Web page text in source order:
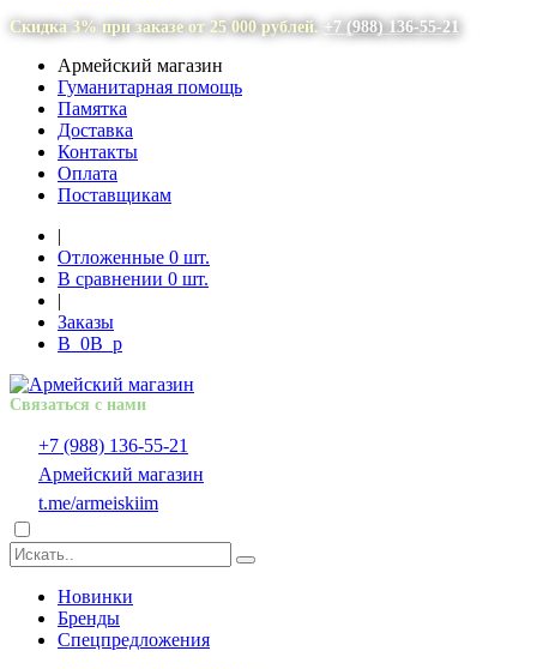
Скидка 3% при заказе от 25 000 рублей. +7 (988) 136-55-21
Армейский магазин
Гуманитарная помощь
Памятка
Доставка
Контакты
Оплата
Поставщикам
|
Отложенные 0 шт.
В сравнении 0 шт.
|
Заказы
В 0В p
Связаться с нами
+7 (988) 136-55-21
Армейский магазин
t.me/armeiskiim
Новинки
Бренды
Спецпредложения